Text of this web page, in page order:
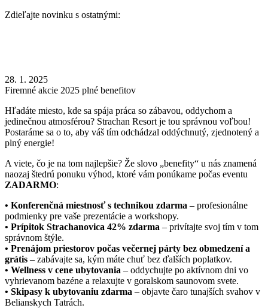
Zdieľajte novinku s ostatnými:
28. 1. 2025
Firemné akcie 2025 plné benefitov
Hľadáte miesto, kde sa spája práca so zábavou, oddychom a
jedinečnou atmosférou? Strachan Resort je tou správnou voľbou!
Postaráme sa o to, aby váš tím odchádzal oddýchnutý, zjednotený a
plný energie!
A viete, čo je na tom najlepšie? Že slovo „benefity“ u nás znamená
naozaj štedrú ponuku výhod, ktoré vám ponúkame počas eventu
ZADARMO:
• Konferenčná miestnosť s technikou zdarma – profesionálne
podmienky pre vaše prezentácie a workshopy.
• Prípitok Strachanovica 42% zdarma – privítajte svoj tím v tom
správnom štýle.
• Prenájom priestorov počas večernej párty bez obmedzení a
grátis – zabávajte sa, kým máte chuť bez ďalších poplatkov.
• Wellness v cene ubytovania – oddychujte po aktívnom dni vo
vyhrievanom bazéne a relaxujte v goralskom saunovom svete.
• Skipasy k ubytovaniu zdarma – objavte čaro tunajších svahov v
Belianskych Tatrách.